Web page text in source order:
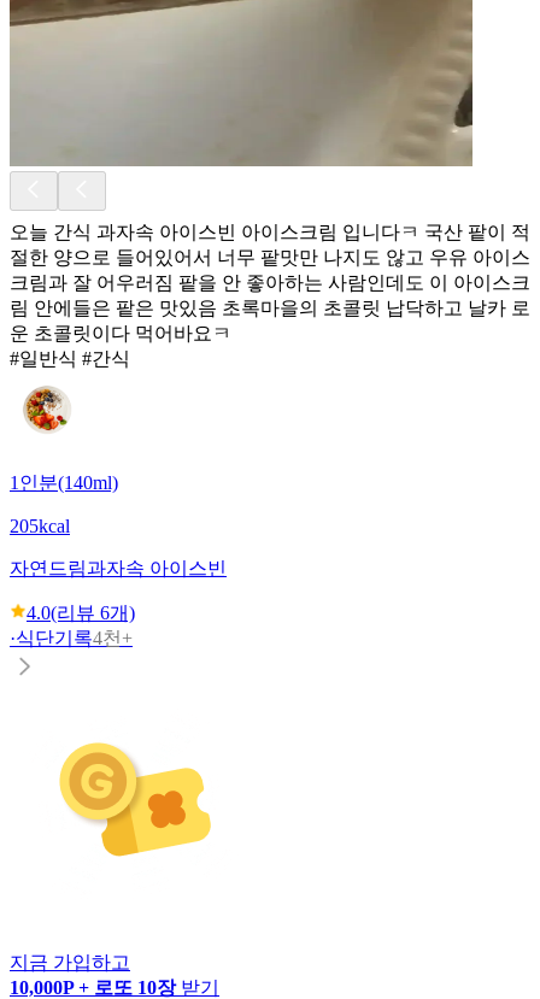
오늘 간식 과자속 아이스빈 아이스크림 입니다ㅋ 국산 팥이 적
절한 양으로 들어있어서 너무 팥맛만 나지도 않고 우유 아이스
크림과 잘 어우러짐 팥을 안 좋아하는 사람인데도 이 아이스크
림 안에들은 팥은 맛있음 초록마을의 초콜릿 납닥하고 날카 로
운 초콜릿이다 먹어바요ㅋ
#일반식 #간식
1인분(140ml)
205kcal
자연드림과자속 아이스빈
4.0(리뷰 6개)
·식단기록4천+
지금 가입하고
10,000P + 로또 10장 받기